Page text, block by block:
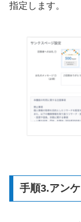
指定します。
手順3.アン